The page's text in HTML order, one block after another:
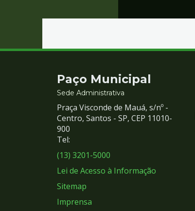
Contato
e
Redes
Sociais
Paço Municipal
Sede Administrativa
Praça Visconde de Mauá, s/nº -
Centro, Santos - SP, CEP 11010-
900
Tel:
(13) 3201-5000
Lei de Acesso à Informação
Sitemap
Imprensa